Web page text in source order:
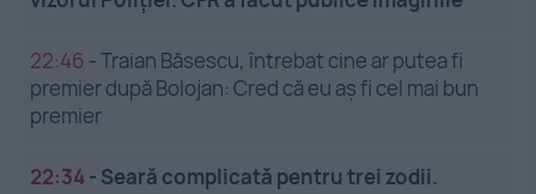
22:46 -Traian Băsescu, întrebat cine ar putea fi
premier după Bolojan: Cred că eu aș fi cel mai bun
premier
22:34- Seară complicată pentru trei zodii.